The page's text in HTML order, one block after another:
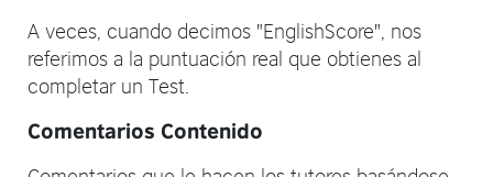
A veces, cuando decimos "EnglishScore", nos
referimos a la puntuación real que obtienes al
completar un Test.
Comentarios Contenido